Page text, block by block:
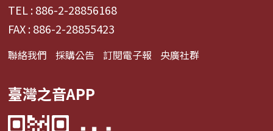
TEL : 886-2-28856168
FAX : 886-2-28855423
聯絡我們 採購公告 訂閱電子報 央廣社群
臺灣之音APP